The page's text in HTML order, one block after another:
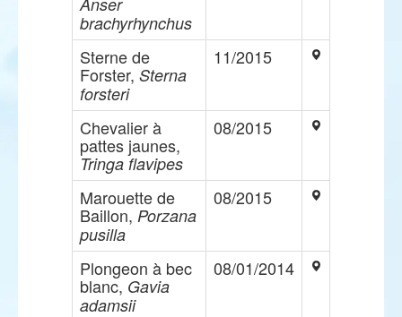
brachyrhynchus
Sterne de
Forster, Sterna
forsteri
11/2015
Chevalier à
pattes jaunes,
Tringa flavipes
08/2015
Marouette de
Baillon, Porzana
pusilla
08/2015
Plongeon à bec
blanc, Gavia
adamsii
08/01/2014